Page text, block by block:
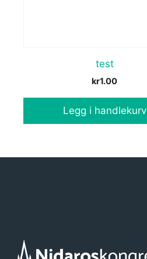
test
kr1.00
Legg i handlekurv